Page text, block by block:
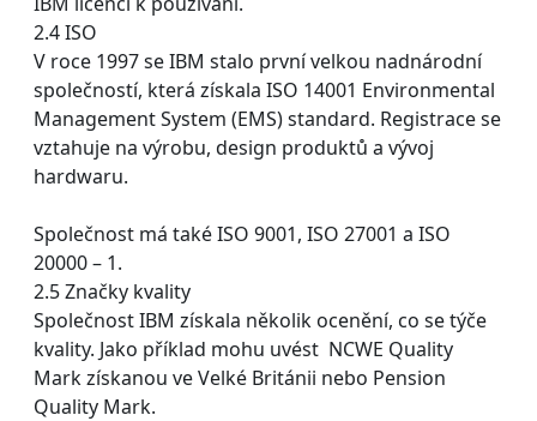
2.4 ISO
V roce 1997 se IBM stalo první velkou nadnárodní
společností, která získala ISO 14001 Environmental
Management System (EMS) standard. Registrace se
vztahuje na výrobu, design produktů a vývoj
hardwaru.
Společnost má také ISO 9001, ISO 27001 a ISO
20000 – 1.
2.5 Značky kvality
Společnost IBM získala několik ocenění, co se týče
kvality. Jako příklad mohu uvést NCWE Quality
Mark získanou ve Velké Británii nebo Pension
Quality Mark.